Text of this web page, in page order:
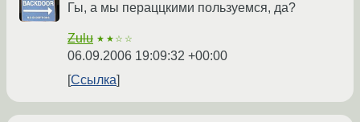
Гы, а мы пераццкими пользуемся, да?
Zulu ★★☆☆
06.09.2006 19:09:32 +00:00
Ссылка